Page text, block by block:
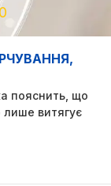
пояснить, що
лише витягує